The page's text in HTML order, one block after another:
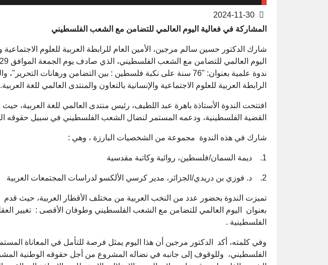
المشاركة في فعالية اليوم العالمي للتضامن مع الشعب الفلسطيني
شارك الدكتور حسين سالم مرجين، الأمين العام للرابطة العربية للعلوم الاجتماعية
ندوة علمية بعنوان: "76 سنة على نكبة فلسطين : بين التضامن ورهانات
الرابطة العربية للعلوم الاجتماعية والإنسانية بالتعاون والمنتدى العالمي للغة العربية.
افتتحت الندوة الأستاذة باهرة عبد اللطيف، رئيس منتدى العالمي للغة العربية، حيث
القضية الفلسطينية، ودعمه المستمر لنضال الشعب الفلسطيني في سبيل حقوقه
شارك في هذه الندوة مجموعة من الشخصيات البارزة ، وهي :
1. ديمة السمان/فلسطين، روائية وكاتبة مقدسية
2. د. فوزي بن دريدي/الجزائر، مدير كرسي الألكسو لدراسات المجتمعات العربية
تميزت الندوة بحضور عدد من النخب العربية من مختلف الأقطار العربية، حيث
بعنوان اليوم العالمي للتضامن مع الشعب الفلسطيني وطوفان الأقصى : تغيير
الفلسطينية .
وفي كلمته، أكد الدكتور مرجين أن هذا اليوم يمثل فرصة للتأمل في المعاناة
الفلسطيني، وللوقوف إلى جانبه في نضاله المشروع من أجل حقوقه الوطنية